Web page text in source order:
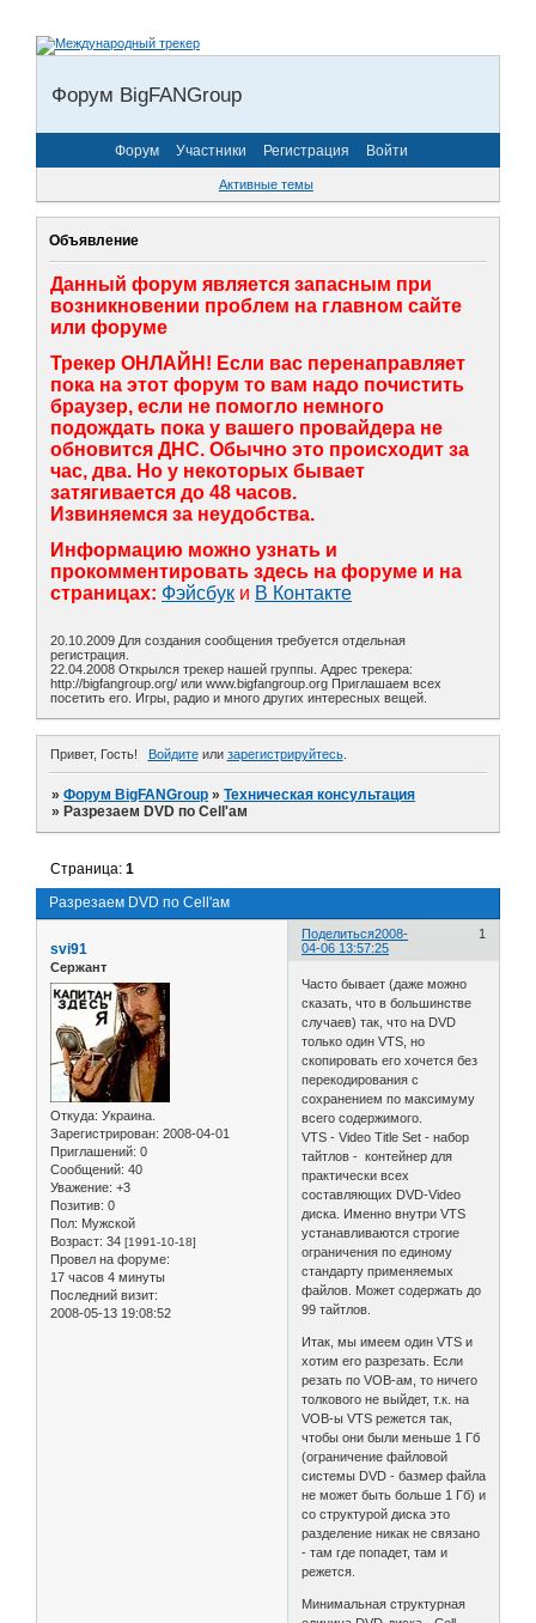
Форум BigFANGroup
Форум Участники Регистрация Войти
Активные темы
Объявление
Данный форум является запасным при
возникновении проблем на главном сайте
или форуме
Трекер ОНЛАЙН! Если вас перенаправляет
пока на этот форум то вам надо почистить
браузер, если не помогло немного
подождать пока у вашего провайдера не
обновится ДНС. Обычно это происходит за
час, два. Но у некоторых бывает
затягивается до 48 часов.
Извиняемся за неудобства.
Информацию можно узнать и
прокомментировать здесь на форуме и на
страницах: Фэйсбук и В Контакте
20.10.2009 Для создания сообщения требуется отдельная
регистрация.
22.04.2008 Открылся трекер нашей группы. Адрес трекера:
http://bigfangroup.org/ или www.bigfangroup.org Приглашаем всех
посетить его. Игры, радио и много других интересных вещей.
Привет, Гость! Войдитеили зарегистрируйтесь.
»Форум BigFANGroup »Техническая консультация
» Разрезаем DVD по Cell'ам
Разрезаем DVD по Cell'ам
Страница:1
Поделиться 1
2008-
04-06 13:57:25
svi91
Сержант
Откуда: Украина.
Зарегистрирован: 2008-04-01
Приглашений: 0
Сообщений: 40
Уважение: +3
Позитив: 0
Пол: Мужской
Возраст: 34 [1991-10-18]
Провел на форуме:
17 часов 4 минуты
Последний визит:
2008-05-13 19:08:52
Часто бывает (даже можно
сказать, что в большинстве
случаев) так, что на DVD
только один VTS, но
скопировать его хочется без
перекодирования с
сохранением по максимуму
всего содержимого.
VTS - Video Title Set - набор
тайтлов - контейнер для
практически всех
составляющих DVD-Video
диска. Именно внутри VTS
устанавливаются строгие
ограничения по единому
стандарту применяемых
файлов. Может содержать до
99 тайтлов.
Итак, мы имеем один VTS и
хотим его разрезать. Если
резать по VOB-ам, то ничего
толкового не выйдет, т.к. на
VOB-ы VTS режется так,
чтобы они были меньше 1 Гб
(ограничение файловой
системы DVD - базмер файла
не может быть больше 1 Гб) и
со структурой диска это
разделение никак не связано
- там где попадет, там и
режется.
Минимальная структурная